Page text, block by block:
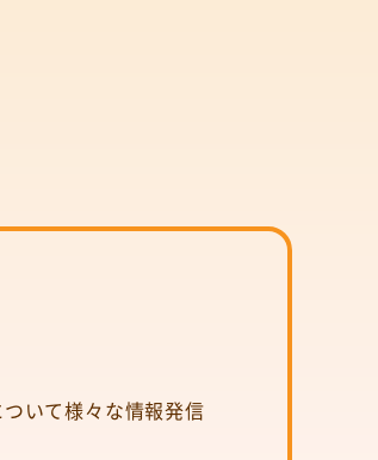
いて様々な情報発信